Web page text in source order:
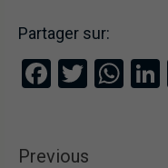
Partager sur:
Facebook
Previous